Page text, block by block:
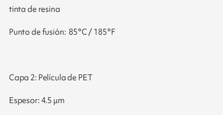
tinta de resina
Punto de fusión: 85°C / 185°F
Capa 2: Película de PET
Espesor: 4.5 μm